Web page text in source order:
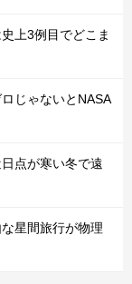
上3例目でどこま
じゃないとNASA
点が寒い冬で遠
星間旅行が物理